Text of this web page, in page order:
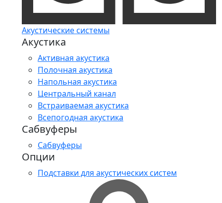
Акустические системы
Акустика
Активная акустика
Полочная акустика
Напольная акустика
Центральный канал
Встраиваемая акустика
Всепогодная акустика
Сабвуферы
Сабвуферы
Опции
Подставки для акустических систем